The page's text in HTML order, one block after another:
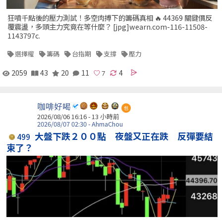
狂噴千點後的壓力測試！多空肉搏下的籌碼真相 🔥 44369 關鍵價反
覆震盪，多頭主力究竟在等什麼？ [jpg]wearn.com-116-11508-
1143797c.
選擇權 籌碼 台指期 支撐 壓力
2059 43 20 11 4
咖啡好喝 包
2026/08/06 16:16 - 13 小時前
2026/08/07 02:30 - AhmaChou
499 大盤下跌２００點 夜盤又正在跌 反彈要結
束了？